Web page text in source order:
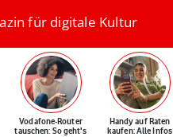
für digitale Kultur
Vodafone-Router
tauschen: So geht's
Handy auf Raten
kaufen: Alle Infos